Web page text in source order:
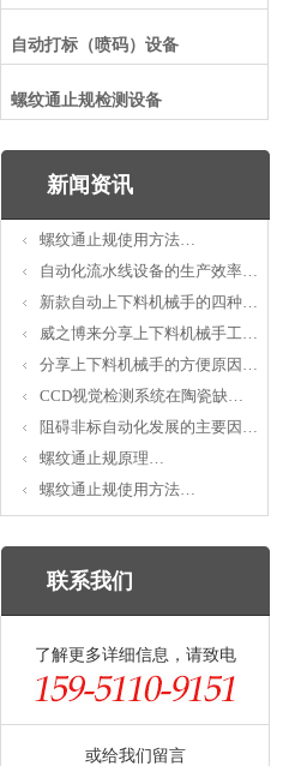
自动打标（喷码）设备
螺纹通止规检测设备
新闻资讯
螺纹通止规使用方法…
自动化流水线设备的生产效率…
新款自动上下料机械手的四种…
威之博来分享上下料机械手工…
分享上下料机械手的方便原因…
CCD视觉检测系统在陶瓷缺…
阻碍非标自动化发展的主要因…
螺纹通止规原理…
螺纹通止规使用方法…
联系我们
了解更多详细信息，请致电
或给我们留言